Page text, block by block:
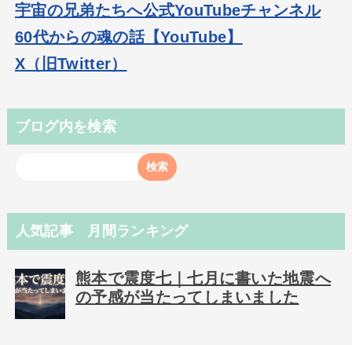
宇宙の兄弟たちへ公式YouTubeチャンネル
60代からの魂の話【YouTube】
X（旧Twitter）
ブログ内を検索
人気記事 月間ランキング
熊本で震度七｜七月に書いた地震へ
の予感が当たってしまいました